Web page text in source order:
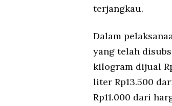
terjangkau.
Dalam
yang telah
kilogram dijual
liter Rp13.500
Rp11.000 dari